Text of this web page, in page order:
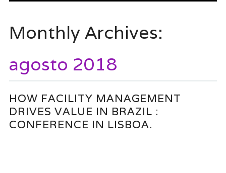
Monthly Archives:
agosto 2018
HOW FACILITY MANAGEMENT
DRIVES VALUE IN BRAZIL :
CONFERENCE IN LISBOA.